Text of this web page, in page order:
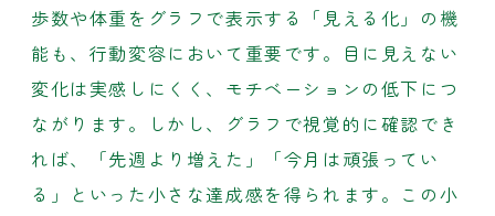
歩数や体重をグラフで表示する「見える化」の機
能も、行動変容において重要です。目に見えない
変化は実感しにくく、モチベーションの低下につ
ながります。しかし、グラフで視覚的に確認でき
れば、「先週より増えた」「今月は頑張ってい
る」といった小さな達成感を得られます。この小